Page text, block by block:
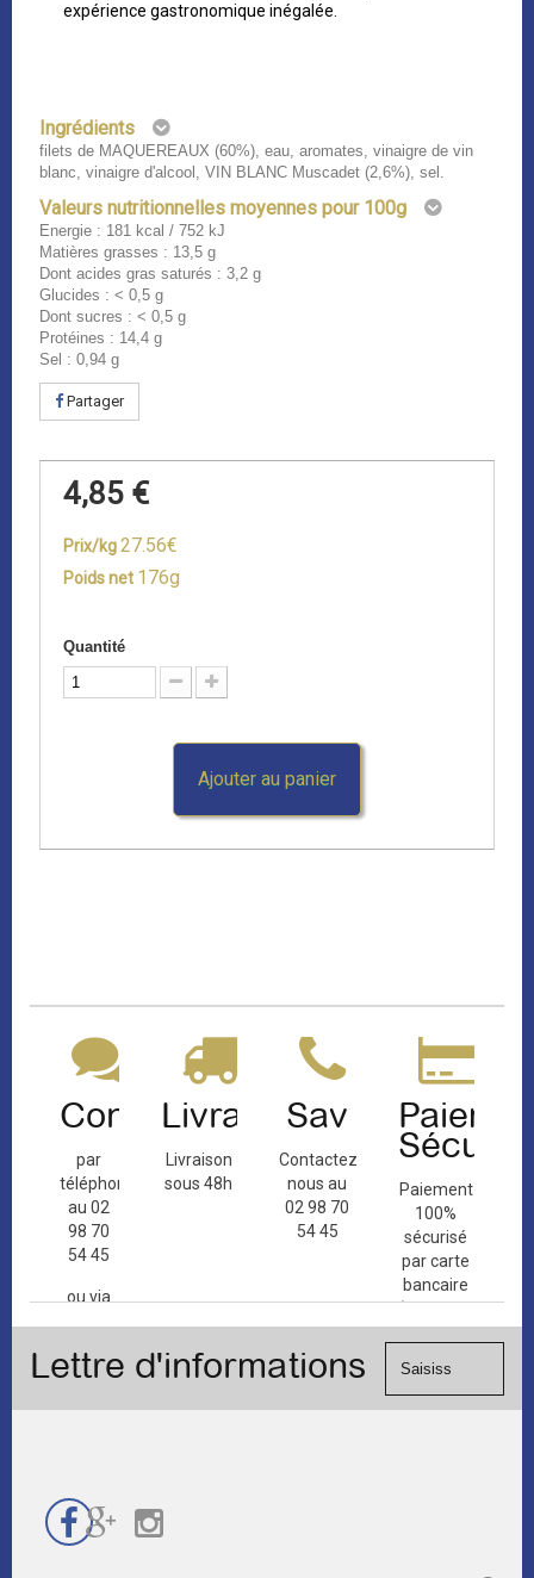
expérience gastronomique inégalée.
Ingrédients
filets de MAQUEREAUX (60%), eau, aromates, vinaigre de vin
blanc, vinaigre d'alcool, VIN BLANC Muscadet (2,6%), sel.
Valeurs nutritionnelles moyennes pour 100g
Energie : 181 kcal / 752 kJ
Matières grasses : 13,5 g
Dont acides gras saturés : 3,2 g
Glucides : < 0,5 g
Dont sucres : < 0,5 g
Protéines : 14,4 g
Sel : 0,94 g
Partager
4,85 €
Prix/kg27.56€
Poids net 176g
Quantité
Ajouter au panier
Contact
par
téléphone
au 02
98 70
54 45
ou via
de
Livraison
Livraison
sous 48h
Sav
Contactez-
nous au
02 98 70
54 45
Paiement
100%
sécurisé
par carte
bancaire
(Mastercard,
Visa, ...) et
Lettre d'informations